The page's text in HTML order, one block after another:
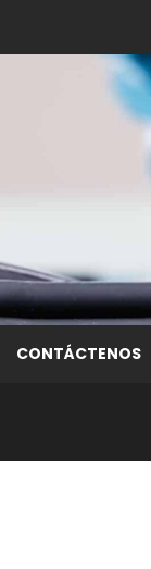
CONTÁCTENOS